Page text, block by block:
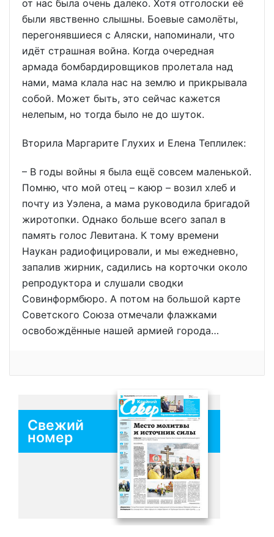
от нас была очень далеко. Хотя отголоски её
были явственно слышны. Боевые самолёты,
перегонявшиеся с Аляски, напоминали, что
идёт страшная война. Когда очередная
армада бомбардировщиков пролетала над
нами, мама клала нас на землю и прикрывала
собой. Может быть, это сейчас кажется
нелепым, но тогда было не до шуток.
Вторила Маргарите Глухих и Елена Теплилек:
– В годы войны я была ещё совсем маленькой.
Помню, что мой отец – каюр – возил хлеб и
почту из Уэлена, а мама руководила бригадой
жиротопки. Однако больше всего запал в
память голос Левитана. К тому времени
Наукан радиофицировали, и мы ежедневно,
запалив жирник, садились на корточки около
репродуктора и слушали сводки
Совинформбюро. А потом на большой карте
Советского Союза отмечали флажками
освобождённые нашей армией города…
Свежий
номер